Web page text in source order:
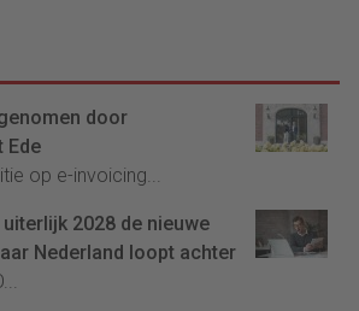
door
Ede
op e-invoicing...
2028 de nieuwe
Nederland loopt achter